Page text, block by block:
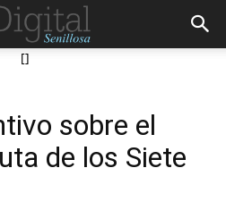
[]
sobre el
de los Siete